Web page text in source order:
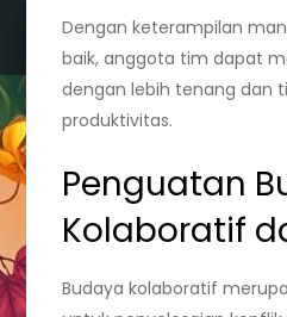
Dengan keterampilan
baik, anggota tim dapat
dengan lebih tenang dan
produktivitas.
Penguatan
Kolaboratif
Budaya kolaboratif